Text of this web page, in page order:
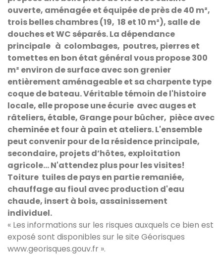
ouverte, aménagée et équipée de près de 40 m²,
trois belles chambres (19, 18 et 10 m²), salle de
douches et WC séparés. La dépendance
principale à colombages, poutres, pierres et
tomettes en bon état général vous propose 300
m² environ de surface avec son grenier
entièrement aménageable et sa charpente type
coque de bateau. Véritable témoin de l'histoire
locale, elle propose une écurie avec auges et
râteliers, étable, Grange pour bûcher, pièce avec
cheminée et four à pain et ateliers. L'ensemble
peut convenir pour de la résidence principale,
secondaire, projets d’hôtes, exploitation
agricole... N'attendez plus pour les visites!
Toiture tuiles de pays en partie remaniée,
chauffage au fioul avec production d'eau
chaude, insert à bois, assainissement
individuel.
« Les informations sur les risques auxquels ce bien est
exposé sont disponibles sur le site Géorisques
www.georisques.gouv.fr ».